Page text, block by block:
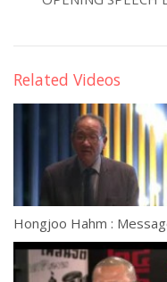
Related Videos